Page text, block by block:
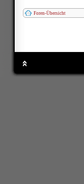
Foren-Übersicht